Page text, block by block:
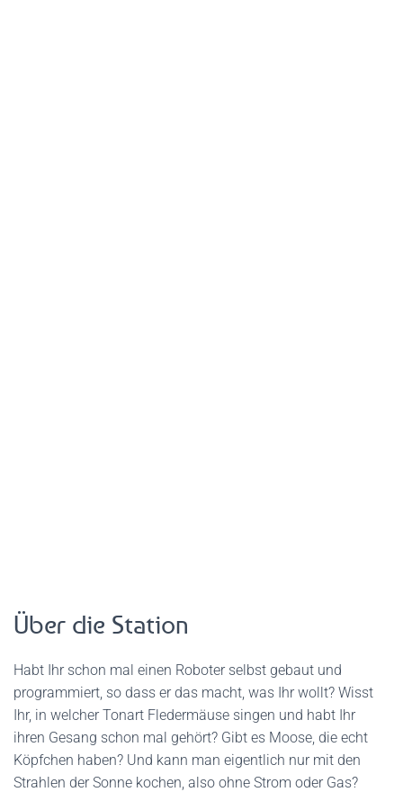
Über die Station
Habt Ihr schon mal einen Roboter selbst gebaut und
programmiert, so dass er das macht, was Ihr wollt? Wisst
Ihr, in welcher Tonart Fledermäuse singen und habt Ihr
ihren Gesang schon mal gehört? Gibt es Moose, die echt
Köpfchen haben? Und kann man eigentlich nur mit den
Strahlen der Sonne kochen, also ohne Strom oder Gas?